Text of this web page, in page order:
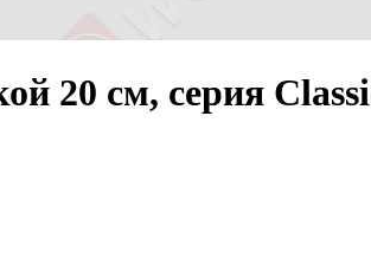
20 см, серия